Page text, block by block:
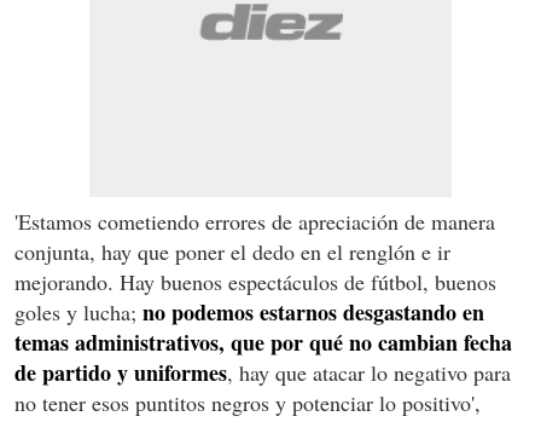
'Estamos cometiendo errores de apreciación de manera
conjunta, hay que poner el dedo en el renglón e ir
mejorando. Hay buenos espectáculos de fútbol, buenos
goles y lucha; no podemos estarnos desgastando en
temas administrativos, que por qué no cambian fecha
de partido y uniformes, hay que atacar lo negativo para
no tener esos puntitos negros y potenciar lo positivo',